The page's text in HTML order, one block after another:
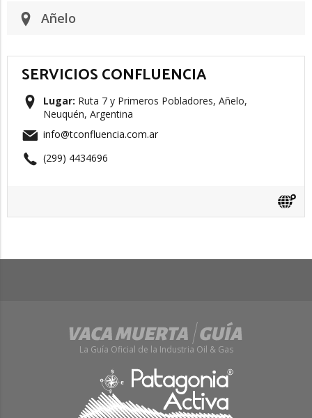
Añelo
SERVICIOS CONFLUENCIA
Lugar: Ruta 7 y Primeros Pobladores, Añelo,
Neuquén, Argentina
info@tconfluencia.com.ar
(299) 4434696
La Guía Oficial de la Industria Oil & Gas